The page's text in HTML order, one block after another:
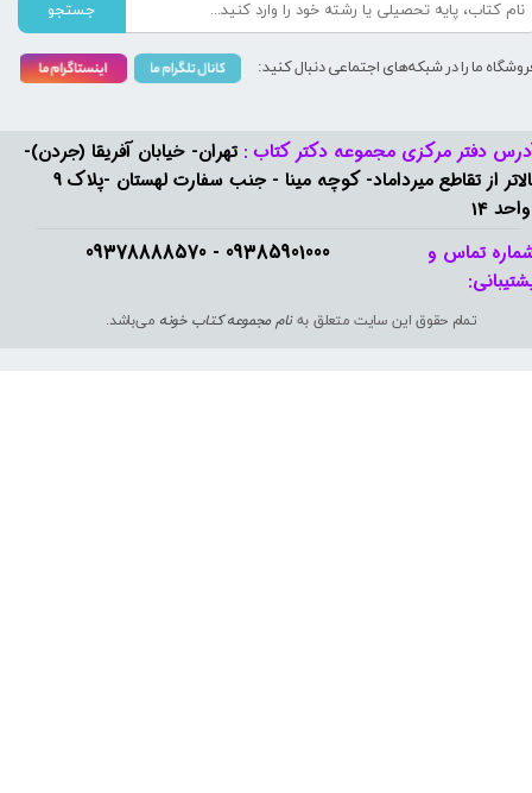
09385901000 - 09378888570​​​​​​​
دفتر مرکزی مجموعه دکتر کتاب : تهران- خیابان آفریقا (جردن)-
بالاتر از تقاطع میرداماد- کوچه مینا - جنب سفارت لهستان -پلاک 9
14
تمام حقوق این سایت متعلق بهنام مجموعه کتاب خونه می‌باشد.
تماس و
جستجو
ما را در شبکه‌های اجتماعی دنبال کنید: